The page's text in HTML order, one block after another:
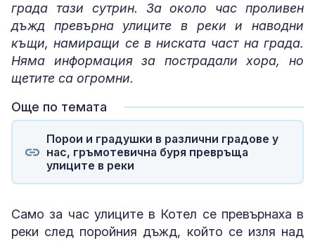
града тази сутрин. За около час проливен
дъжд превърна улиците в реки и наводни
къщи, намиращи се в ниската част на града.
Няма информация за пострадали хора, но
щетите са огромни.
Още по темата
Порои и градушки в различни градове у
нас, гръмотевична буря превръща
улиците в реки
Само за час улиците в Котел се превърнаха в
реки след поройния дъжд, който се изля над